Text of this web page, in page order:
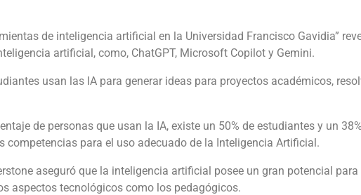
de inteligencia artificial en la Universidad Francisco Gavidia”
artificial, como, ChatGPT, Microsoft Copilot y Gemini.
usan las IA para generar ideas para proyectos académicos,
de personas que usan la IA, existe un 50% de estudiantes y un
competencias para el uso adecuado de la Inteligencia Artificial.
aseguró que la inteligencia artificial posee un gran potencial
aspectos tecnológicos como los pedagógicos.